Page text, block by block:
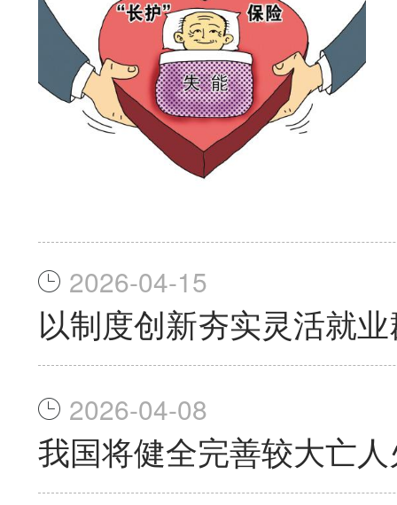
2026-04-15
以制度创新夯实灵活就
2026-04-08
我国将健全完善较大亡